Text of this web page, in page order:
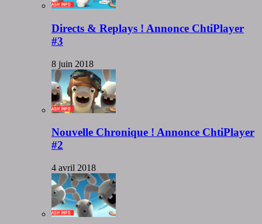
Directs & Replays ! Annonce ChtiPlayer
#3
8 juin 2018
Nouvelle Chronique ! Annonce ChtiPlayer
#2
4 avril 2018